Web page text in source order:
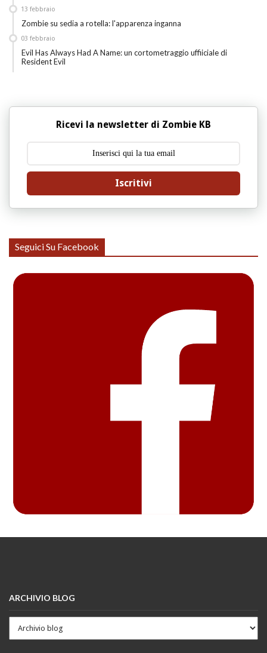
Zombie su sedia a rotella: l'apparenza inganna
13 febbraio
Evil Has Always Had A Name: un cortometraggio uffiiciale di
Resident Evil
03 febbraio
Ricevi la newsletter di Zombie KB
Iscritivi
Seguici Su Facebook
ARCHIVIO BLOG